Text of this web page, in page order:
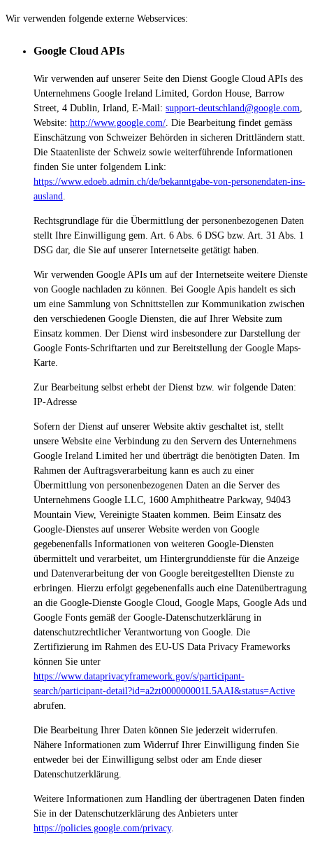
Wir verwenden folgende externe Webservices:
Google Cloud APIs
Wir verwenden auf unserer Seite den Dienst Google Cloud APIs des
Unternehmens Google Ireland Limited, Gordon House, Barrow
Street, 4 Dublin, Irland, E-Mail: support-deutschland@google.com
Website: http://www.google.com/ Die Bearbeitung findet gemäss
Einschätzung von Schweizer Behörden in sicheren Drittländern statt.
Die Staatenliste der Schweiz sowie weiterführende Informationen
finden Sie unter folgendem Link:
https://www.edoeb.admin.ch/de/bekanntgabe-von-personendaten-ins-
ausland
Rechtsgrundlage für die Übermittlung der personenbezogenen Daten
stellt Ihre Einwilligung gem. Art. 6 Abs. 6 DSG bzw. Art. 31 Abs. 1
DSG dar, die Sie auf unserer Internetseite getätigt haben.
Wir verwenden Google APIs um auf der Internetseite weitere Dienste
von Google nachladen zu können. Bei Google Apis handelt es sich
um eine Sammlung von Schnittstellen zur Kommunikation zwischen
den verschiedenen Google Diensten, die auf Ihrer Website zum
Einsatz kommen. Der Dienst wird insbesondere zur Darstellung der
Google Fonts-Schriftarten und zur Bereitstellung der Google Maps-
Karte.
Zur Bearbeitung selbst erhebt der Dienst bzw. wir folgende Daten:
IP-Adresse
Sofern der Dienst auf unserer Website aktiv geschaltet ist, stellt
unsere Website eine Verbindung zu den Servern des Unternehmens
Google Ireland Limited her und überträgt die benötigten Daten. Im
Rahmen der Auftragsverarbeitung kann es auch zu einer
Übermittlung von personenbezogenen Daten an die Server des
Unternehmens Google LLC, 1600 Amphitheatre Parkway, 94043
Mountain View, Vereinigte Staaten kommen. Beim Einsatz des
Google-Dienstes auf unserer Website werden von Google
gegebenenfalls Informationen von weiteren Google-Diensten
übermittelt und verarbeitet, um Hintergrunddienste für die Anzeige
und Datenverarbeitung der von Google bereitgestellten Dienste zu
erbringen. Hierzu erfolgt gegebenenfalls auch eine Datenübertragung
an die Google-Dienste Google Cloud, Google Maps, Google Ads und
Google Fonts gemäß der Google-Datenschutzerklärung in
datenschutzrechtlicher Verantwortung von Google. Die
Zertifizierung im Rahmen des EU-US Data Privacy Frameworks
können Sie unter
https://www.dataprivacyframework.gov/s/participant-
search/participant-detail?id=a2zt000000001L5AAI&status=Active
abrufen.
Die Bearbeitung Ihrer Daten können Sie jederzeit widerrufen.
Nähere Informationen zum Widerruf Ihrer Einwilligung finden Sie
entweder bei der Einwilligung selbst oder am Ende dieser
Datenschutzerklärung.
Weitere Informationen zum Handling der übertragenen Daten finden
Sie in der Datenschutzerklärung des Anbieters unter
https://policies.google.com/privacy.